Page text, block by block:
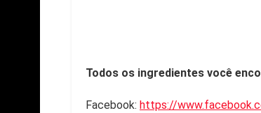
Todos os ingredientes você
Facebook: https://